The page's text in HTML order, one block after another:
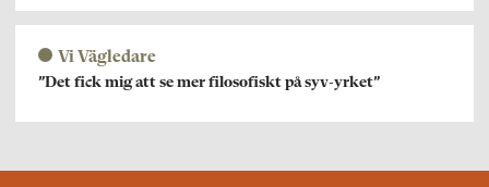
Vi Vägledare
”Det fick mig att se mer filosofiskt på syv-yrket”